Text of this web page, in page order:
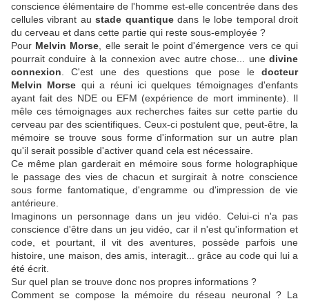
conscience élémentaire de l'homme est-elle concentrée dans des
cellules vibrant austade quantiquedans le lobe temporal droit
du cerveau et dans cette partie qui reste sous-employée ?
Pour Melvin Morse , elle serait le point d'émergence vers ce qui
pourrait conduire à la connexion avec autre chose... une divine
connexion . C'est une des questions que pose le docteur
Melvin Morse qui a réuni ici quelques témoignages d'enfants
ayant fait des NDE ou EFM (expérience de mort imminente). Il
mêle ces témoignages aux recherches faites sur cette partie du
cerveau par des scientifiques. Ceux-ci postulent que, peut-être, la
mémoire se trouve sous forme d'information sur un autre plan
qu'il serait possible d'activer quand cela est nécessaire.
Ce même plan garderait en mémoire sous forme holographique
le passage des vies de chacun et surgirait à notre conscience
sous forme fantomatique, d'engramme ou d'impression de vie
antérieure.
Imaginons un personnage dans un jeu vidéo. Celui-ci n'a pas
conscience d'être dans un jeu vidéo, car il n'est qu'information et
code, et pourtant, il vit des aventures, possède parfois une
histoire, une maison, des amis, interagit... grâce au code qui lui a
été écrit.
Sur quel plan se trouve donc nos propres informations ?
Comment se compose la mémoire du réseau neuronal ? La